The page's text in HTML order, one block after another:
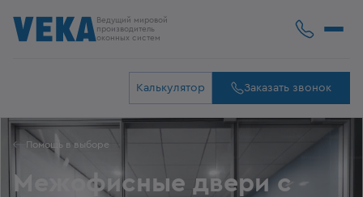
Ведущий мировой
производитель
оконных систем
Калькулятор Заказать звонок
Помощь в выборе
Межофисные двери с